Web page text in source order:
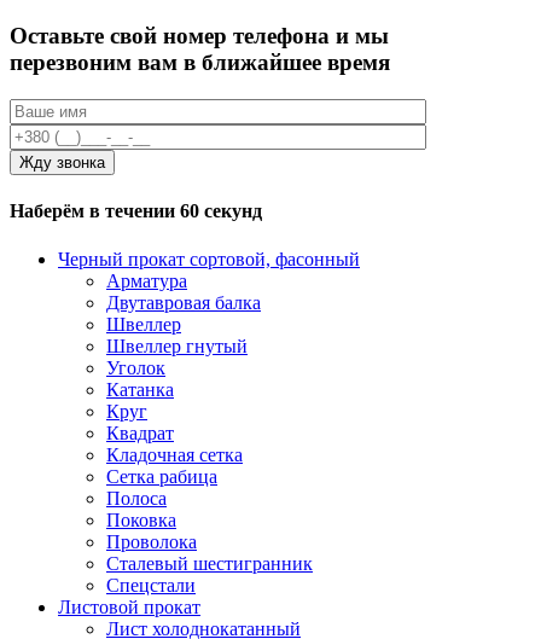
Оставьте свой номер телефона и мы
перезвоним вам в ближайшее время
Наберём в течении 60 секунд
Черный прокат сортовой, фасонный
Арматура
Двутавровая балка
Швеллер
Швеллер гнутый
Уголок
Катанка
Круг
Квадрат
Кладочная сетка
Сетка рабица
Полоса
Поковка
Проволока
Сталевый шестигранник
Спецстали
Листовой прокат
Лист холоднокатанный